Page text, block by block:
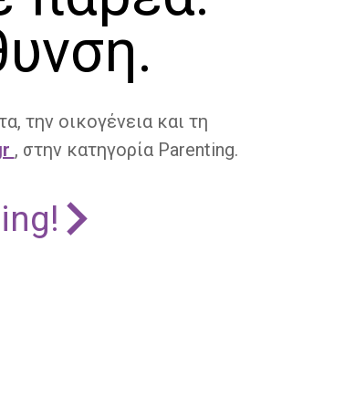
την οικογένεια και τη
, στην κατηγορία Parenting.